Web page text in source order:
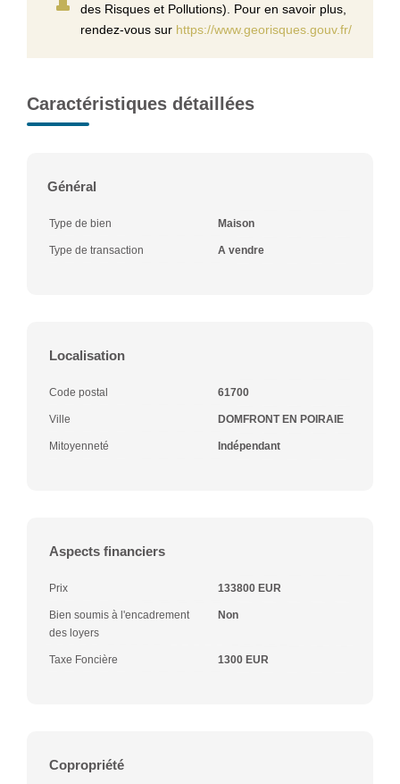
des Risques et Pollutions). Pour en savoir plus,
rendez-vous sur https://www.georisques.gouv.fr/
Caractéristiques détaillées
Général
Type de bien Maison
Type de transaction A vendre
Localisation
Code postal 61700
Ville DOMFRONT EN POIRAIE
Mitoyenneté Indépendant
Aspects financiers
Prix 133800 EUR
Bien soumis à l'encadrement
des loyers
Non
Taxe Foncière 1300 EUR
Copropriété